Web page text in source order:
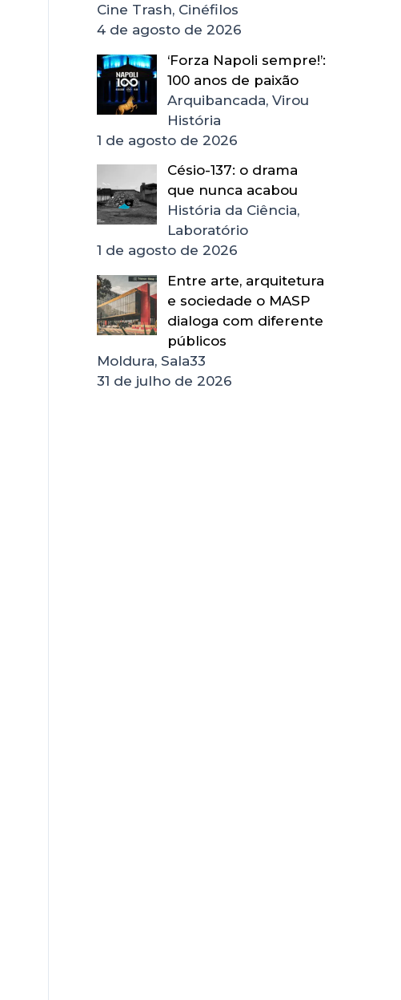
Cine Trash, Cinéfilos
4 de agosto de 2026
‘Forza Napoli sempre!’:
100 anos de paixão
Arquibancada, Virou
História
1 de agosto de 2026
Césio-137: o drama
que nunca acabou
História da Ciência,
Laboratório
1 de agosto de 2026
Entre arte, arquitetura
e sociedade o MASP
dialoga com diferente
públicos
Moldura, Sala33
31 de julho de 2026